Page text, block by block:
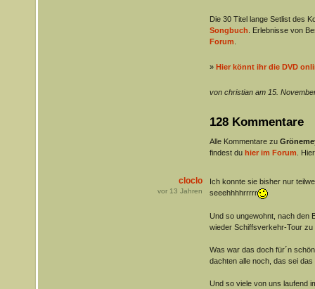
Die 30 Titel lange Setlist des
Songbuch . Erlebnisse von
Forum
» Hier könnt ihr die DVD
von christian am 15.
128 Kommentare
Alle Kommentare zu
findest du hier im Forum .
cloclo
vor 13 Jahren
Ich konnte sie bisher nur
seeehhhhrrrrr
Und so ungewohnt, nach den
wieder Schiffsverkehr-Tour zu
Was war das doch für´n
dachten alle noch, das sei das
Und so viele von uns laufend